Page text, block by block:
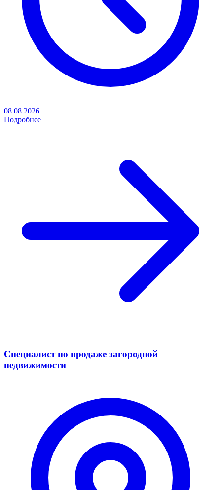
08.08.2026
Подробнее
Специалист по продаже загородной
недвижимости